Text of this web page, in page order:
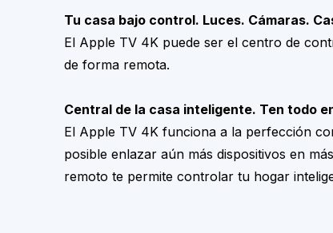
Tu casa bajo control. Luces. Cámaras.
El Apple TV 4K puede ser el centro de
de forma remota.
Central de la casa inteligente. Ten todo
El Apple TV 4K funciona a la perfección
posible enlazar aún más dispositivos en
remoto te permite controlar tu hogar